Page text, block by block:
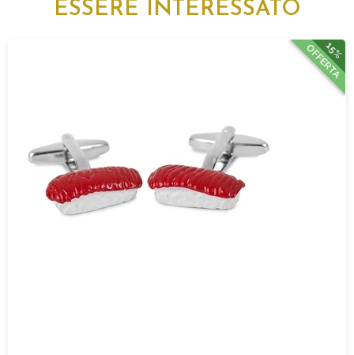
ESSERE INTERESSATO
15%
OFFERTA